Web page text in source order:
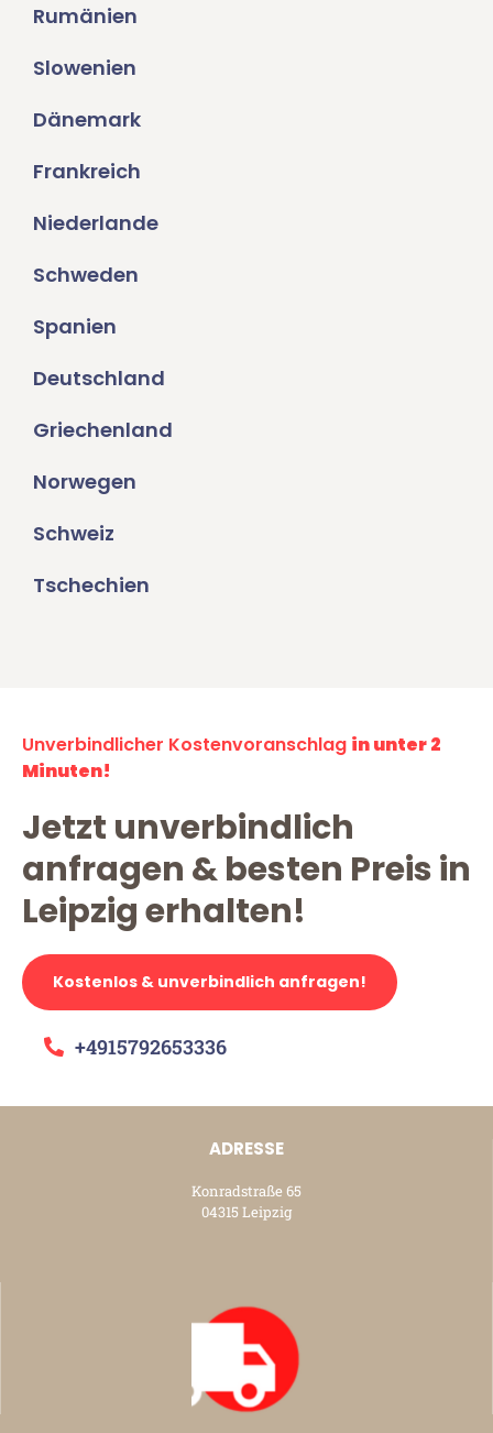
Rumänien
Slowenien
Dänemark
Frankreich
Niederlande
Schweden
Spanien
Deutschland
Griechenland
Norwegen
Schweiz
Tschechien
Unverbindlicher Kostenvoranschlag in unter 2
Minuten!
Jetzt unverbindlich
anfragen & besten Preis in
Leipzig erhalten!
Kostenlos & unverbindlich anfragen!
+4915792653336
ADRESSE
Konradstraße 65
04315 Leipzig